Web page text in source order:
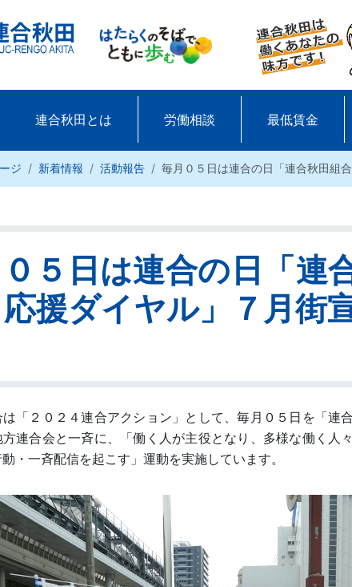
連合秋田とは 労働相談 最低賃金
ジ 新着情報 活動報告 毎月０５日は連合の日「連合秋田組
５日は連合の日「連
応援ダイヤル」７月街
「２０２４連合アクション」として、毎月０５日を「連
連合会と一斉に、「働く人が主役となり、多様な働く人
・一斉配信を起こす」運動を実施しています。